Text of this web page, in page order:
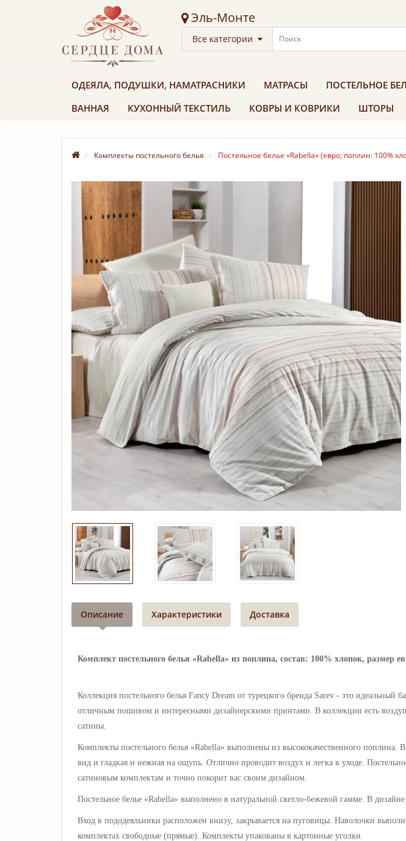
Эль-Монте
Все категории
ОДЕЯЛА, ПОДУШКИ, НАМАТРАСНИКИ МАТРАСЫ ПОСТЕЛЬНОЕ
ВАННАЯ
КУХОННЫЙ ТЕКСТИЛЬ КОВРЫ И КОВРИКИ ШТОРЫ
Комплекты постельного белья Постельное белье «Rabella» (евро; поплин: 100%
Описание Характеристики Доставка
Комплект постельного белья «Rabella» из поплина, состав: 100% хлопок, размер
Коллекция постельного белья Fancy Dream от турецкого бренда Sarev - это идеальный
отличным пошивом и интересными дизайнерскими принтами. В коллекции есть
сатины.
Комплекты постельного белья «Rabella» выполнены из высококачественного поплина.
вид и гладкая и нежная на ощупь. Отлично проводит воздух и легка в уходе.
сатиновым комплектам и точно покорит вас своим дизайном.
Постельное белье «Rabella» выполнено в натуральной светло-бежевой гамме. В
Вход в пододеяльники расположен внизу, закрывается на пуговицы. Наволочки в
комплектах свободные (прямые). Комплекты упакованы в картонные уголки.